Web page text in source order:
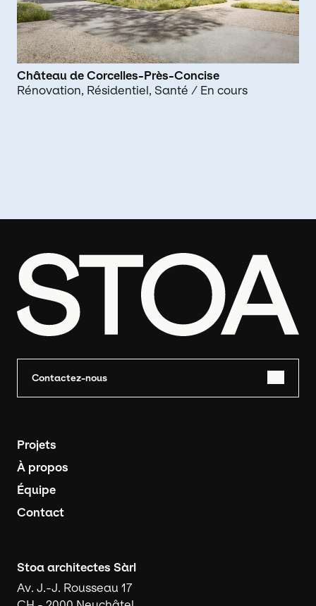
Château de Corcelles-Près-Concise
Rénovation Résidentiel Santé / En cours
Contactez-nous
Navigation principale
Projets
À propos
Équipe
Contact
Stoa architectes Sàrl
Av. J.-J. Rousseau 17